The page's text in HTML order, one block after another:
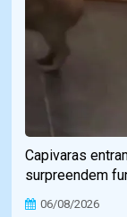
Capivaras
surpreendem
06/08/2026